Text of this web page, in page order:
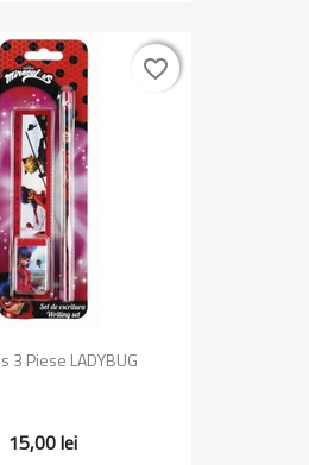
3 Piese LADYBUG
15,00 lei
favorite_border
favorite_border